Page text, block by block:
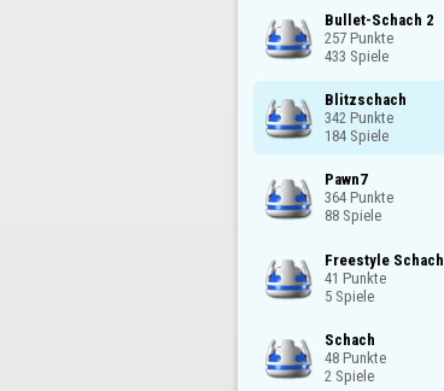
Bullet-Schach 2
257 Punkte
433 Spiele
Blitzschach
342 Punkte
184 Spiele
Pawn7
364 Punkte
88 Spiele
Freestyle Schach
41 Punkte
5 Spiele
Schach
48 Punkte
2 Spiele